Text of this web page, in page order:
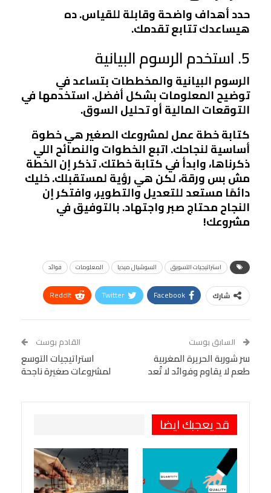
حدد أهداف واضحة وقابلة للقياس. ده
هيساعدك تتابع تقدمك.
5. استخدم الرسوم البيانية
الرسوم البيانية والمخططات بتساعد في
توضيح المعلومات بشكل أفضل. استخدمها في
التوقعات المالية أو تحليل السوق.
كتابة خطة عمل لمشروعك الصغير هي خطوة
أساسية لنجاحك. اتبع الخطوات والنصائح اللي
ذكرناها، وابدأ في كتابة خطتك. تذكر إن الخطة
مش بس ورقة، لكن هي رؤية لمستقبلك. خليك
دائمًا مستعد للتعديل والتطوير، وافتكر إن
النجاح محتاج صبر واجتهاد. بالتوفيق في
مشروعك!
استراتيجيات التسويق السوشيال ميديا المعلومات فوائد
شارك Facebook
Twitter
ReddIt
Tumblr
البريد الإلكتروني
StumbleUpon
VK
Digg
LINE
BlackBerry
Viber
السابق بوست
سر شوربة الحريرة المغربية
طعم لا يقاوم وفوائد لا تُعد
القادم بوست
استراتيجيات التوسع
لمشروعات صغيرة ناجحة
قد يعجبك ايضا